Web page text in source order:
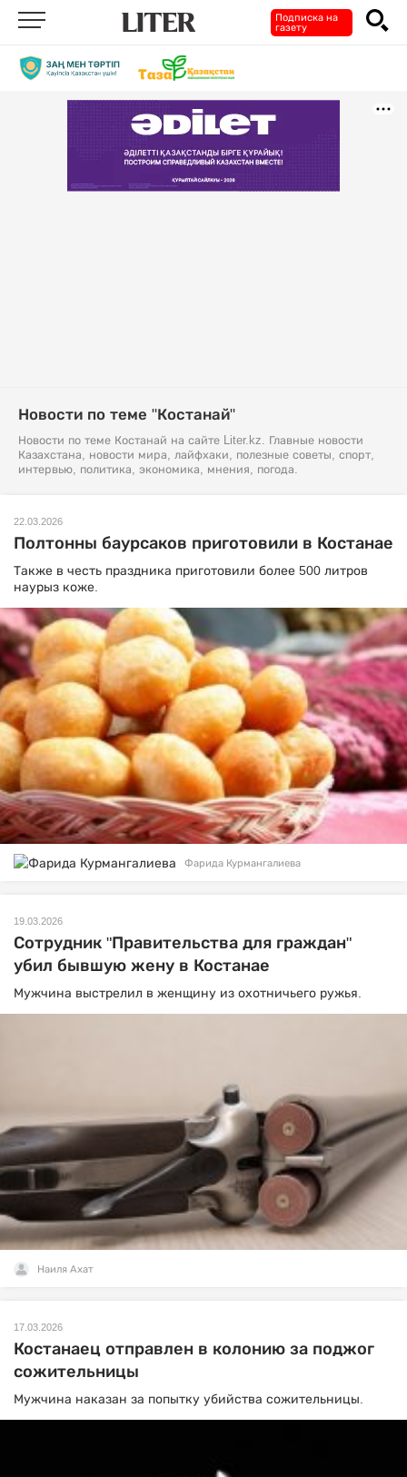
Подписка на
газету
Новости по теме "Костанай"
Новости по теме Костанай на сайте Liter.kz. Главные новости
Казахстана, новости мира, лайфхаки, полезные советы, спорт,
интервью, политика, экономика, мнения, погода.
22.03.2026
Полтонны баурсаков приготовили в Костанае
Также в честь праздника приготовили более 500 литров
наурыз коже.
Фарида Курмангалиева
19.03.2026
Сотрудник "Правительства для граждан"
убил бывшую жену в Костанае
Мужчина выстрелил в женщину из охотничьего ружья.
Наиля Ахат
17.03.2026
Костанаец отправлен в колонию за поджог
сожительницы
Мужчина наказан за попытку убийства сожительницы.